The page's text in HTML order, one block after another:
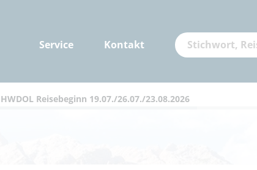
Service Kontakt
HWDOL Reisebeginn 19.07./26.07./23.08.2026